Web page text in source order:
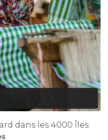
dans les 4000 Îles